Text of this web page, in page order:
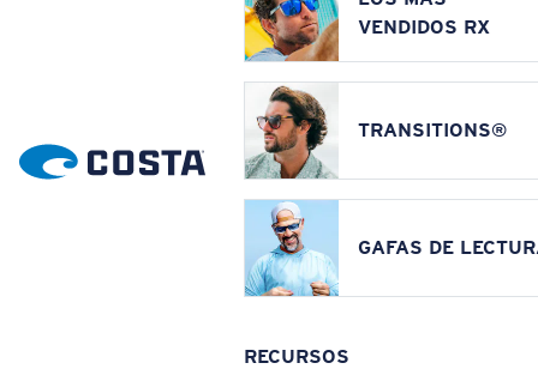
VENDIDOS RX
TRANSITIONS®
GAFAS DE
RECURSOS